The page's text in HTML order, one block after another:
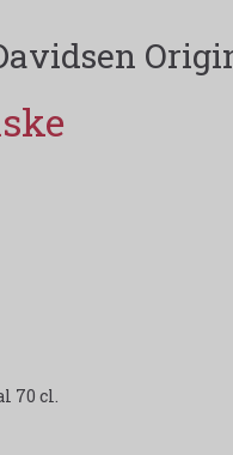
70 cl.